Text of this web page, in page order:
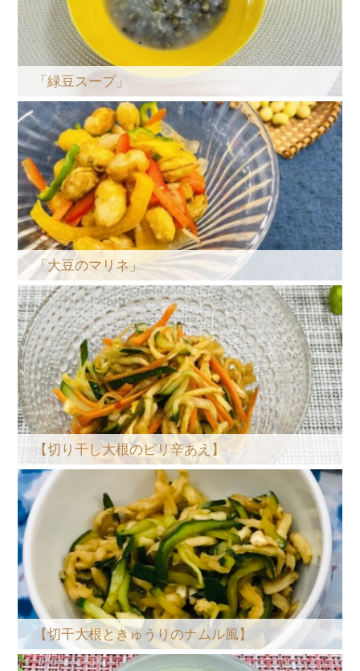
「緑豆スープ」
「大豆のマリネ」
【切り干し大根のピリ辛あえ】
【切干大根ときゅうりのナムル風】